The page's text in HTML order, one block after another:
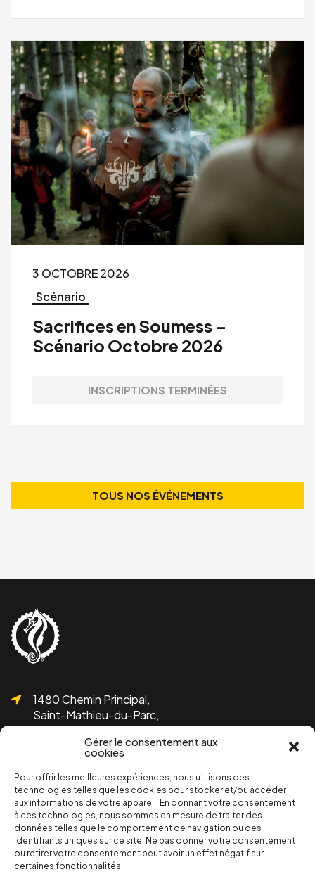
Gérer le consentement aux
cookies
Pour offrir les meilleures expériences, nous utilisons des
technologies telles que les cookies pour stocker et/ou accéder
aux informations de votre appareil. En donnant votre consentement
à ces technologies, nous sommes en mesure de traiter des
données telles que le comportement de navigation ou des
identifiants uniques sur ce site. Ne pas donner votre consentement
ou retirer votre consentement peut avoir un effet négatif sur
certaines fonctionnalités.
3 OCTOBRE 2026
Scénario
Sacrifices en Soumess –
Scénario Octobre 2026
INSCRIPTIONS TERMINÉES
TOUS NOS ÉVÉNEMENTS
1480 Chemin Principal,
Saint-Mathieu-du-Parc,
QC G0X 1N0
1 819-532-1755
info@bicolline.org
Abonnez-vous à l'infolettre de Bicolline!